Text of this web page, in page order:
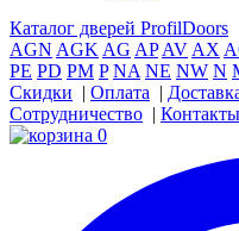
Каталог дверей ProfilDoors
AGN AGKAG APAVAX
PE PD PM P NA NE NW N
Скидки
Оплата
Сотрудничество
Контакты
0